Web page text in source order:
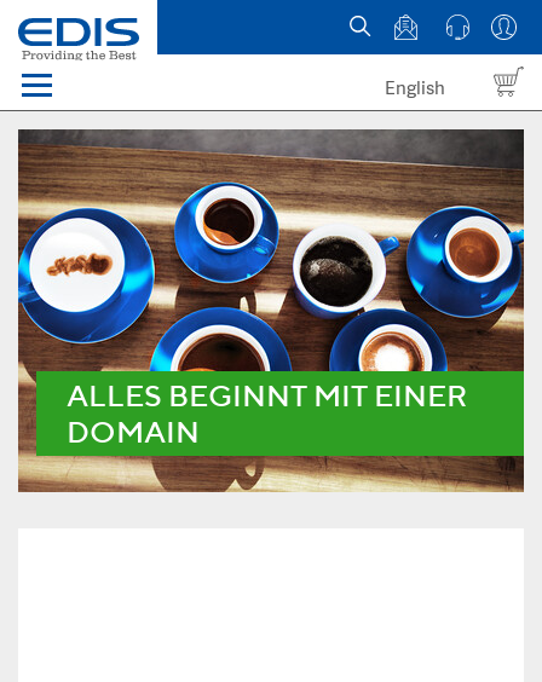
Menü
Domains
Webhosting Österreich
News
über EDIS
English
ALLES BEGINNT MIT EINER
DOMAIN